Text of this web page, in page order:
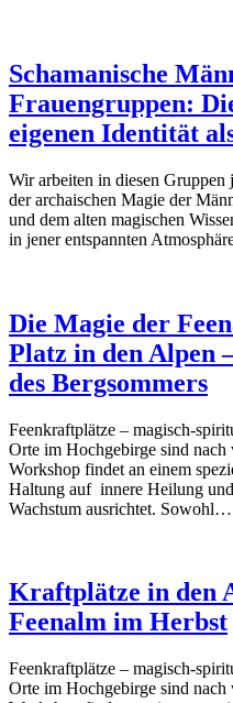
Schamanische
Frauengruppen:
eigenen Identität
Wir arbeiten in diesen Gruppen
der archaischen Magie der
und dem alten magischen
in jener entspannten
Die Magie der
Platz in den Alpen
des Bergsommers
Feenkraftplätze – magisch-
Orte im Hochgebirge sind
Workshop findet an einem
Haltung auf innere Heilung
Wachstum ausrichtet. Sowohl…
Kraftplätze in den
Feenalm im Herbst
Feenkraftplätze – magisch-
Orte im Hochgebirge sind